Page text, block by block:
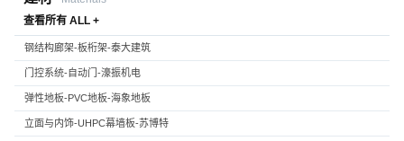
查看所有 ALL +
钢结构廊架-板桁架-泰大建筑
门控系统-自动门-濠振机电
弹性地板-PVC地板-海象地板
立面与内饰-UHPC幕墙板-苏博特